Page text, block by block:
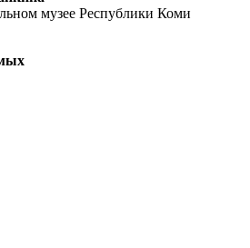
музее Республики Коми